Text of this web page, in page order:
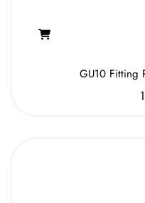
GU10 Fitting